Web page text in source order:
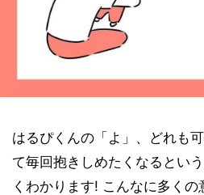
はるぴくんの「よ」、どれも
て毎回抱きしめたくなるとい
くわかります! こんなに多く